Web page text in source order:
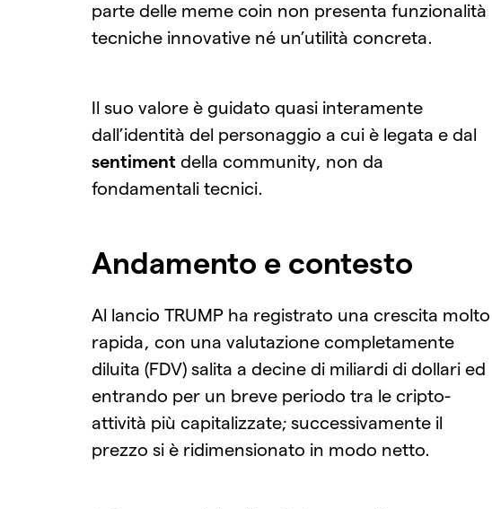
parte delle meme coin non presenta funzionalità
tecniche innovative né un’utilità concreta.
Il suo valore è guidato quasi interamente
dall’identità del personaggio a cui è legata e dal
sentiment della community, non da
fondamentali tecnici.
Andamento e contesto
Al lancio TRUMP ha registrato una crescita molto
rapida, con una valutazione completamente
diluita (FDV) salita a decine di miliardi di dollari ed
entrando per un breve periodo tra le cripto-
attività più capitalizzate; successivamente il
prezzo si è ridimensionato in modo netto.